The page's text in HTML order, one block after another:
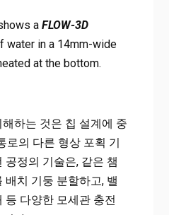
a FLOW-3D
water in a 14mm-wide
at the bottom.
하는 것은 칩 설계에 중
로의 다른 형상 포획 기
공정의 기술은, 같은 챔
배치 기둥 분할하고, 밸
등 다양한 모세관 충전